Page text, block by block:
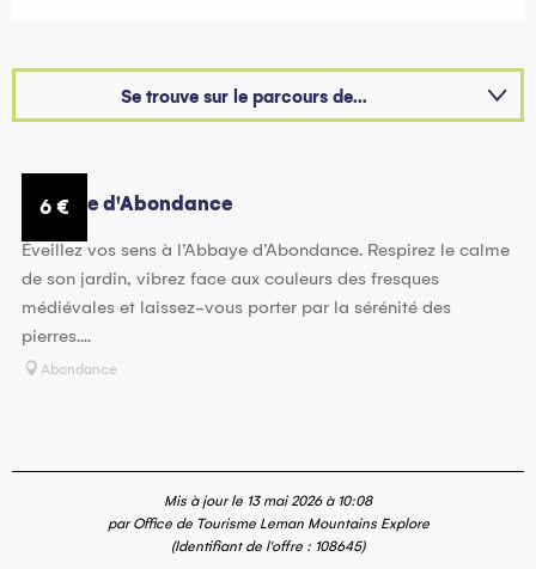
Se trouve sur le parcours de...
Suggestion à proximité...
Est une étape de ...
Propose la visite guidée ...
6 €
Abbaye d'Abondance
Éveillez vos sens à l’Abbaye d’Abondance. Respirez le calme
de son jardin, vibrez face aux couleurs des fresques
médiévales et laissez-vous porter par la sérénité des
pierres....
Abondance
Mis à jour le 13 mai 2026 à 10:08
par Office de Tourisme Leman Mountains Explore
(Identifiant de l'offre : 108645)